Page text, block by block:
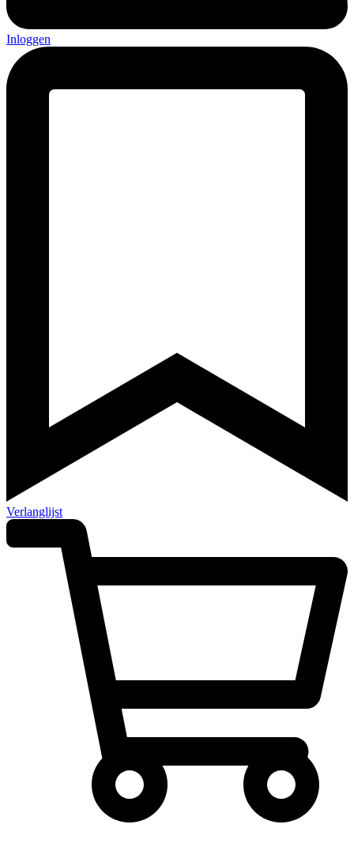
Inloggen
Verlanglijst